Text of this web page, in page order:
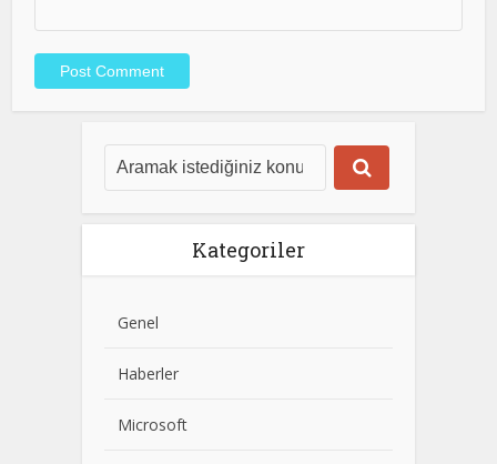
Kategoriler
Genel
Haberler
Microsoft